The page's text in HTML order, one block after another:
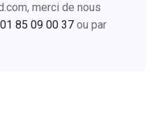
merci de nous
01 85 09 00 37 ou par